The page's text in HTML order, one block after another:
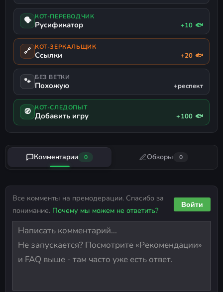
🗣 КОТ-ПЕРЕВОДЧИК
Русификатор +10 🐟
🔗 КОТ-ЗЕРКАЛЬЩИК
Ссылки +20 🐟
🐾 БЕЗ ВЕТКИ
Похожую +респект
🧭 КОТ-СЛЕДОПЫТ
Добавить игру +100 🐟
Комментарии 0 Обзоры 0
Все комменты на премодерации. Спасибо за
понимание. Почему мы можем не ответить?
Войти